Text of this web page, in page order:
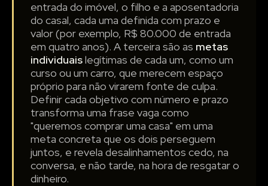
entrada do imóvel, o filho e a aposentadoria
do casal, cada uma definida com prazo e
valor (por exemplo, R$ 80.000 de entrada
em quatro anos). A terceira são as metas
individuaislegítimas de cada um, como um
curso ou um carro, que merecem espaço
próprio para não virarem fonte de culpa.
Definir cada objetivo com número e prazo
transforma uma frase vaga como
"queremos comprar uma casa" em uma
meta concreta que os dois perseguem
juntos, e revela desalinhamentos cedo, na
conversa, e não tarde, na hora de resgatar o
dinheiro.